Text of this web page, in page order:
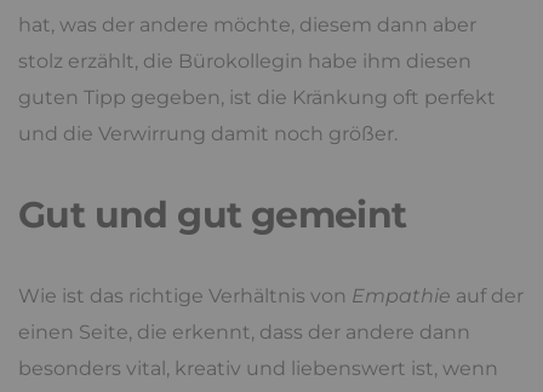
hat, was der andere möchte, diesem dann aber
stolz erzählt, die Bürokollegin habe ihm diesen
guten Tipp gegeben, ist die Kränkung oft perfekt
und die Verwirrung damit noch größer.
Gut und gut gemeint
Wie ist das richtige Verhältnis von Empathie auf der
einen Seite, die erkennt, dass der andere dann
besonders vital, kreativ und liebenswert ist, wenn